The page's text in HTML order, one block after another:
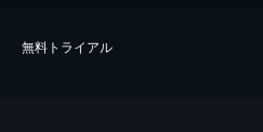
無料トライアル